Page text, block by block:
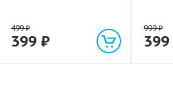
499₽
399 ₽
999₽
399